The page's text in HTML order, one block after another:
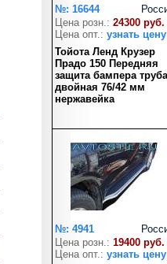
№: 16644
Цена розн.: 24300 руб.
Цена опт.: узнать цену
Тойота Ленд Крузер
Прадо 150 Передняя
защита бампера труба
двойная 76/42 мм
нержавейка
№: 4941
Цена розн.: 19400 руб.
Цена опт.: узнать цену